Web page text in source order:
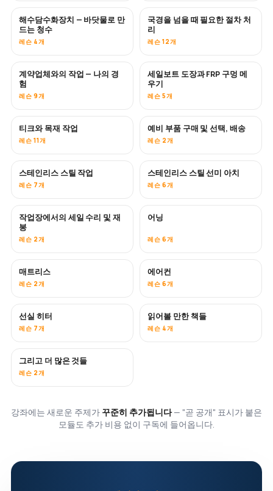
곧 공개
해수담수화장치 — 바닷물로 만
드는 청수
레슨 4개
국경을 넘을 때 필요한 절차 처
리
레슨 12개
곧 공개
계약업체와의 작업 — 나의 경
험
레슨 9개
곧 공개
세일보트 도장과 FRP 구멍 메
우기
레슨 5개
티크와 목재 작업
레슨 11개
곧 공개
예비 부품 구매 및 선택, 배송
레슨 2개
곧 공개
스테인리스 스틸 작업
레슨 7개
스테인리스 스틸 선미 아치
레슨 6개
곧 공개
작업장에서의 세일 수리 및 재
봉
레슨 2개
어닝
레슨 6개
매트리스
레슨 2개
곧 공개
에어컨
레슨 6개
곧 공개
선실 히터
레슨 7개
곧 공개
읽어볼 만한 책들
레슨 4개
곧 공개
그리고 더 많은 것들
레슨 2개
강좌에는 새로운 주제가 꾸준히 추가됩니다— "곧 공개" 표시가 붙은
모듈도 추가 비용 없이 구독에 들어옵니다.